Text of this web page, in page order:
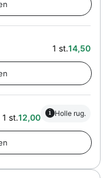
1 st.14,50
1 st.12,00 i Holle rug.